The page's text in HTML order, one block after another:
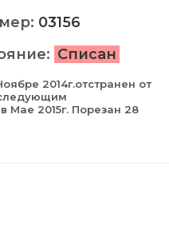
03156
Списан
2014г.отстранен от
Мае 2015г. Порезан 28